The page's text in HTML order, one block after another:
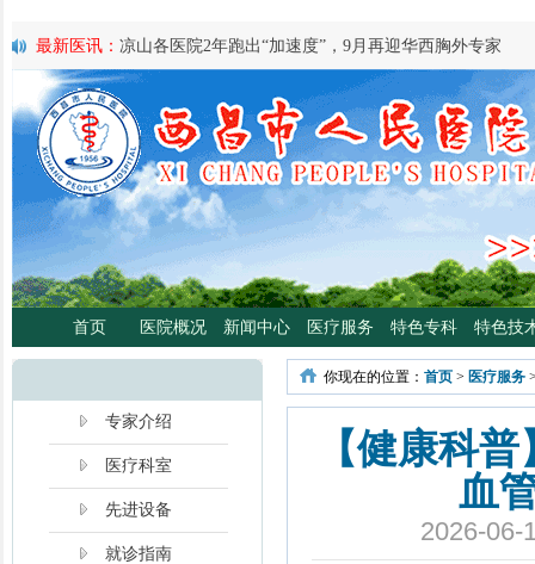
最新医讯： 凉山各医院2年跑出“加速度”，9月再迎华西胸外专家
最新医讯：紧急通知
最新医讯：好消息！四川大学华西医院泌尿外科专家魏强教授来院
最新医讯：西昌市人民总医院携手省科学普及专委会开展卫生下乡
宣传活动
最新医讯：西昌市人民医院耳鼻咽喉头颈外科将于3月3日开展“全国
日”义诊活动
最新医讯： 重磅消息！2月21日起，四川大学华西医院泌尿外科魏强
将定期到西昌市人民医院开展门诊、手术
最新医讯：西昌市人民医院胃肠肿瘤专病门诊开诊！
最新医讯：西昌市人民医院开展日间蓝光治疗门诊 轻度“小黄人”，
分离、不住院就能照蓝光啦！
最新医讯：好消息！西昌市人民医院高压氧舱运行啦
【义诊预告】西昌市人民医院大型义诊活动，5月7日约
首页 医院概况 新闻中心 医疗服务 特色专科 特色技
专家介绍
医疗科室
先进设备
就诊指南
你现在的位置： 首页 > 医疗服务
【健康科
血
2026-